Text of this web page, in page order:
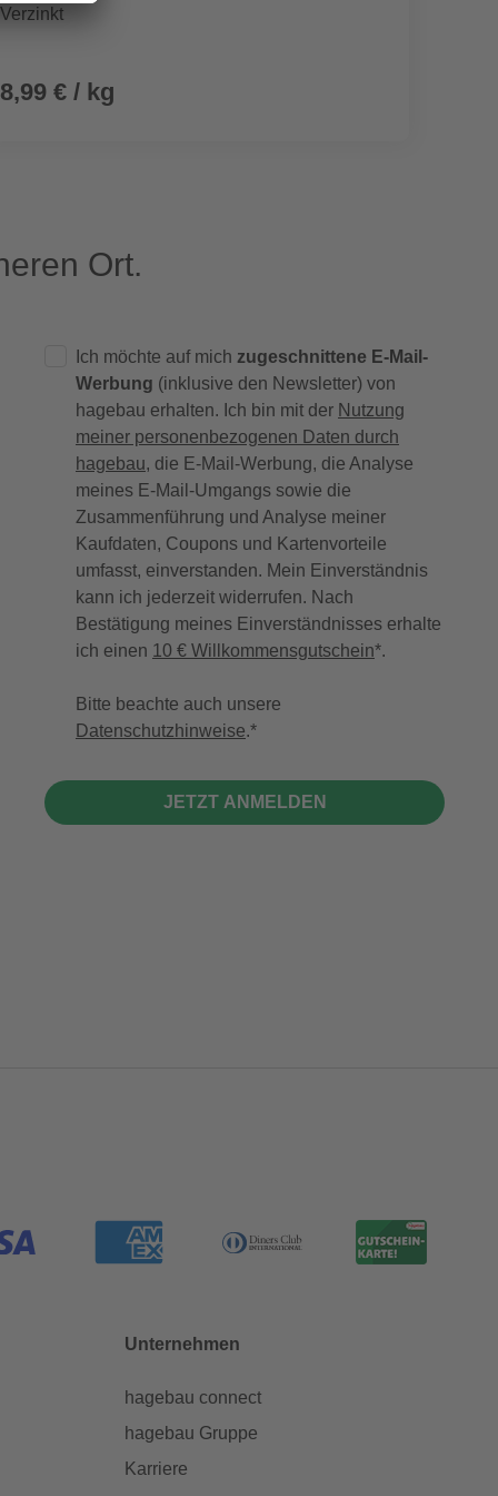
Verzinkt
8,99 € / kg
Ort.
Ich möchte auf mich zugeschnittene E-Mail-
Werbung (inklusive den Newsletter) von
hagebau erhalten. Ich bin mit der Nutzung
meiner personenbezogenen Daten durch
hagebau, die E-Mail-Werbung, die Analyse
meines E-Mail-Umgangs sowie die
Zusammenführung und Analyse meiner
Kaufdaten, Coupons und Kartenvorteile
umfasst, einverstanden. Mein Einverständnis
kann ich jederzeit widerrufen. Nach
Bestätigung meines Einverständnisses erhalte
ich einen 10 € Willkommensgutschein*.
Bitte beachte auch unsere
Datenschutzhinweise.
JETZT ANMELDEN
Unternehmen
hagebau connect
hagebau Gruppe
Karriere